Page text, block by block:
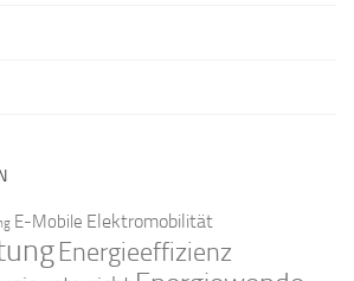
E-Mobile Elektromobilität
Energieeffizienz